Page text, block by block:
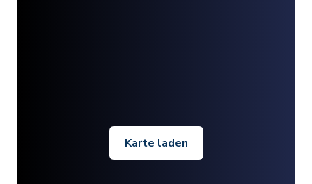
Karte laden